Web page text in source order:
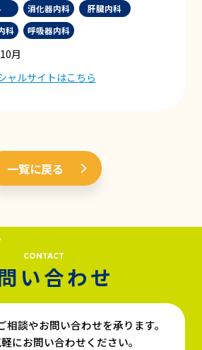
消化器内科
肝臓内科
科
呼吸器内科
月
ャルサイトはこちら
一覧に戻る
CONTACT
い合わせ
相談やお問い合わせを承ります。
にお問い合わせください。